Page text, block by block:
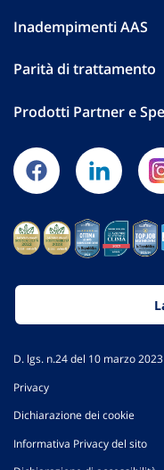
Inadempimenti AAS
Parità di trattamento
Prodotti Partner e
D. lgs. n.24 del 10 marzo 2023
Privacy
Dichiarazione dei cookie
Informativa Privacy del sito